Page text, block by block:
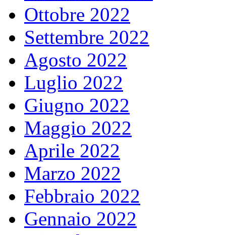
Ottobre 2022
Settembre 2022
Agosto 2022
Luglio 2022
Giugno 2022
Maggio 2022
Aprile 2022
Marzo 2022
Febbraio 2022
Gennaio 2022